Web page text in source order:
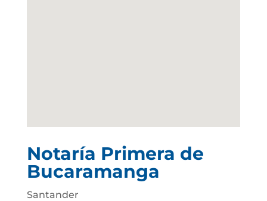
Notaría Primera de
Bucaramanga
Santander